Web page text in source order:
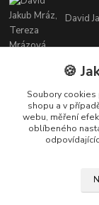
David
info@bylinky-
🍪
Soubory
shopu a v
webu, měření
oblíbeného